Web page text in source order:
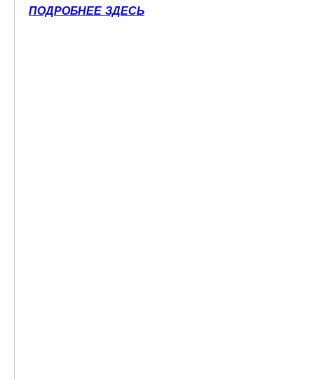
ПОДРОБНЕЕ ЗДЕСЬ